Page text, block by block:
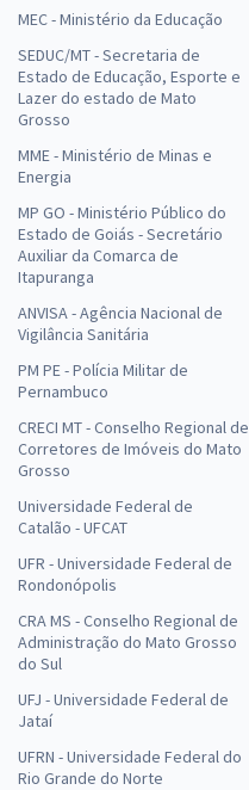
MEC - Ministério da Educação
SEDUC/MT - Secretaria de
Estado de Educação, Esporte e
Lazer do estado de Mato
Grosso
MME - Ministério de Minas e
Energia
MP GO - Ministério Público do
Estado de Goiás - Secretário
Auxiliar da Comarca de
Itapuranga
ANVISA - Agência Nacional de
Vigilância Sanitária
PM PE - Polícia Militar de
Pernambuco
CRECI MT - Conselho Regional de
Corretores de Imóveis do Mato
Grosso
Universidade Federal de
Catalão - UFCAT
UFR - Universidade Federal de
Rondonópolis
CRA MS - Conselho Regional de
Administração do Mato Grosso
do Sul
UFJ - Universidade Federal de
Jataí
UFRN - Universidade Federal do
Rio Grande do Norte